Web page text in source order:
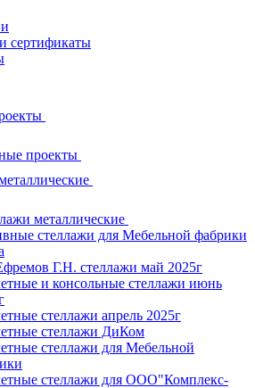
сертификаты
проекты
металлические
стеллажи для Мебельной фабрики
Г.Н. стеллажи май 2025г
и консольные стеллажи июнь
стеллажи апрель 2025г
стеллажи ДиКом
стеллажи для Мебельной
стеллажи для ООО"Комплекс-